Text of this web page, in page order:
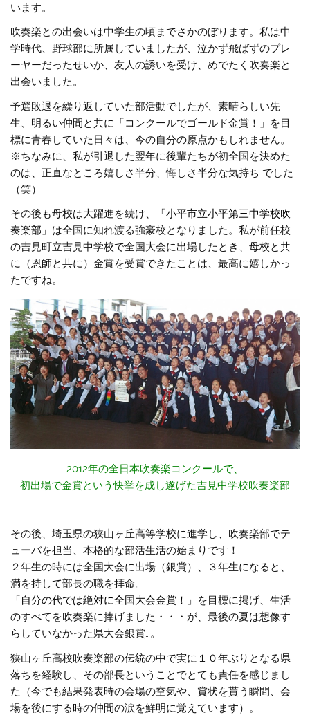
います。
吹奏楽との出会いは中学生の頃までさかのぼります。私は中
学時代、野球部に所属していましたが、泣かず飛ばずのプレ
ーヤーだったせいか、友人の誘いを受け、めでたく吹奏楽と
出会いました。
予選敗退を繰り返していた部活動でしたが、素晴らしい先
生、明るい仲間と共に「コンクールでゴールド金賞！」を目
標に青春していた日々は、今の自分の原点かもしれません。
※ちなみに、私が引退した翌年に後輩たちが初全国を決めた
のは、正直なところ嬉しさ半分、悔しさ半分な気持ち でした
（笑）
その後も母校は大躍進を続け、
「小平市立小平第三中学校吹
奏楽部」 は全国に知れ渡る強豪校となりました。私が前任校
の吉見町立吉見中学校で全国大会に出場したとき、母校と共
に（恩師と共に）金賞を受賞できたことは、最高に嬉しかっ
たですね。
2012年の全日本吹奏楽コンクールで、
初出場で金賞という快挙を成し遂げた吉見中学校吹奏楽部
その後、埼玉県の狭山ヶ丘高等学校に進学し、吹奏楽部でテ
ューバを担当、本格的な部活生活の始まりです！
２年生の時には全国大会に出場（銀賞）、３年生になると、
満を持して部長の職を拝命。
「自分の代では絶対に全国大会金賞！」
を目標に掲げ、生活
のすべてを吹奏楽に捧げました・・・が、最後の夏は想像す
らしていなかった県大会銀賞…。
狭山ヶ丘高校吹奏楽部の伝統の中で実に１０年ぶりとなる県
落ちを経験し、その部長ということでとても責任を感じまし
た（今でも結果発表時の会場の空気や、賞状を貰う瞬間、会
場を後にする時の仲間の涙を鮮明に覚えています）。